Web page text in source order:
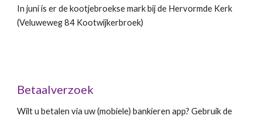
In juniis er de kootjebroekse mark bij de Hervormde Kerk
(Veluweweg 84 Kootwijkerbroek)
Betaalverzoek
Wilt u betalen via uw (mobiele) bankieren app? Gebruik de